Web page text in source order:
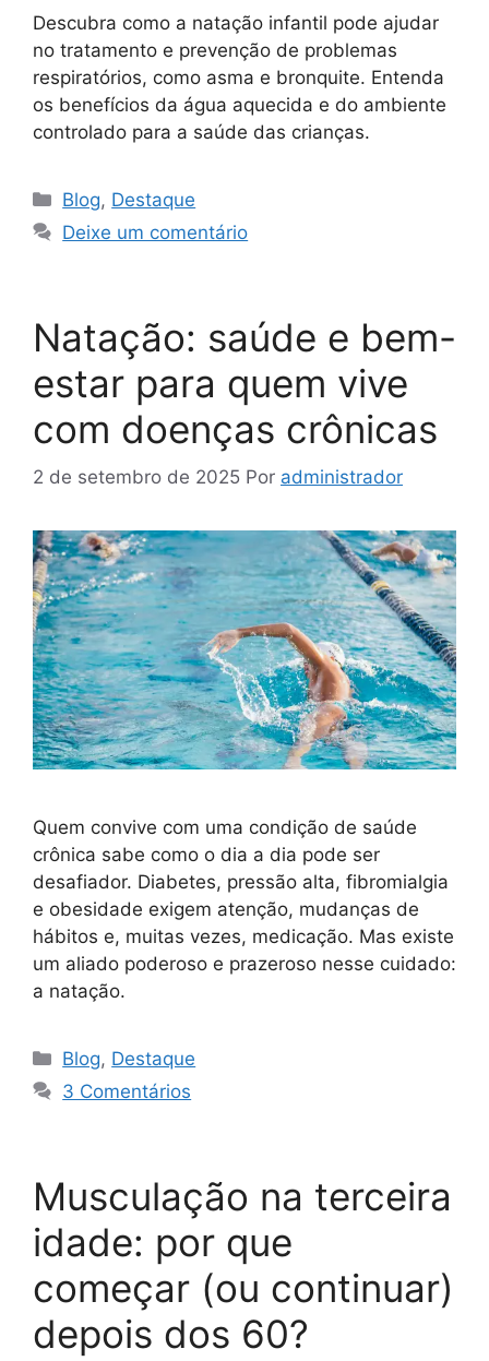
Descubra como a natação infantil pode ajudar
no tratamento e prevenção de problemas
respiratórios, como asma e bronquite. Entenda
os benefícios da água aquecida e do ambiente
controlado para a saúde das crianças.
Blog, Destaque
Deixe um comentário
Natação: saúde e bem-
estar para quem vive
com doenças crônicas
2 de setembro de 2025 Por administrador
Quem convive com uma condição de saúde
crônica sabe como o dia a dia pode ser
desafiador. Diabetes, pressão alta, fibromialgia
e obesidade exigem atenção, mudanças de
hábitos e, muitas vezes, medicação. Mas existe
um aliado poderoso e prazeroso nesse cuidado:
a natação.
Blog, Destaque
3 Comentários
Musculação na terceira
idade: por que
começar (ou continuar)
depois dos 60?